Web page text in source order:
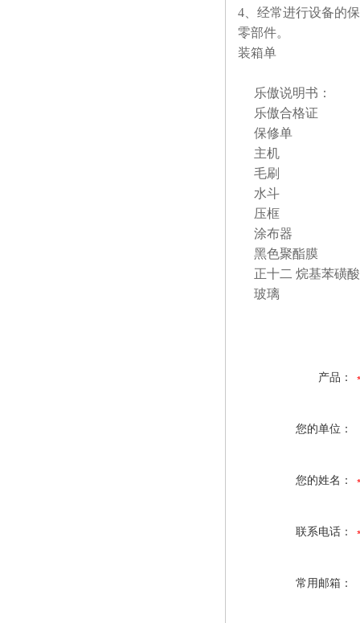
4、经常进行设备的
零部件。
装箱单
乐傲说明
乐傲合格
保修单
主机
毛刷
水斗
压框
涂布器
黑色聚酯
正十二 烷基
玻璃
产品：
您的单位：
您的姓名：
联系电话：
常用邮箱：